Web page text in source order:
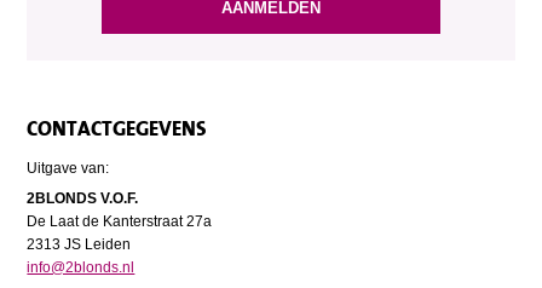
CONTACTGEGEVENS
Uitgave van:
2BLONDS V.O.F.
De Laat de Kanterstraat 27a
2313 JS Leiden
info@2blonds.nl